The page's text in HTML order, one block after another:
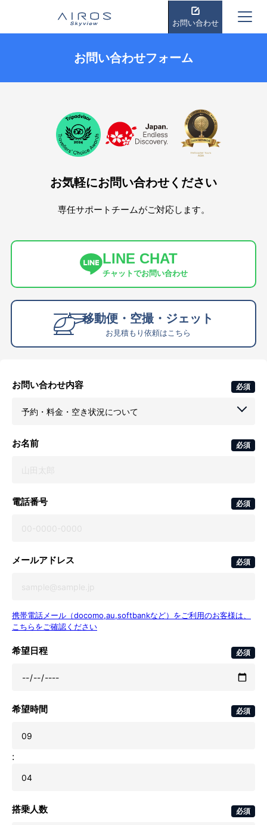
お問い合わせ
お問い合わせフォーム
お気軽にお問い合わせください
専任サポートチームがご対応します。
LINE CHAT
チャットでお問い合わせ
移動便・空撮・ジェット
お見積もり依頼はこちら
お問い合わせ内容 必須
お名前 必須
電話番号 必須
メールアドレス 必須
携帯電話メール（docomo,au,softbankなど）をご利用のお客様は、
こちらをご確認ください
希望日程 必須
希望時間 必須
:
搭乗人数 必須